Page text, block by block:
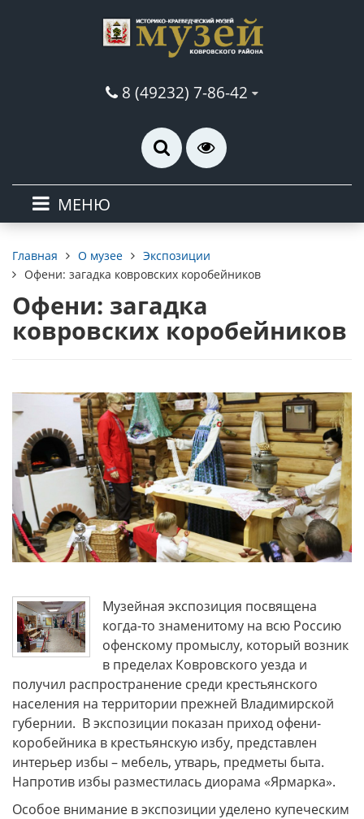
8 (49232) 7-86-42
МЕНЮ
Главная О музее
Экспозиции
Офени: загадка ковровских коробейников
Офени: загадка
ковровских коробейников
Музейная экспозиция посвящена
когда-то знаменитому на всю Россию
офенскому промыслу, который возник
в пределах Ковровского уезда и
получил распространение среди крестьянского
населения на территории прежней Владимирской
губернии. В экспозиции показан приход офени-
коробейника в крестьянскую избу, представлен
интерьер избы – мебель, утварь, предметы быта.
Напротив избы разместилась диорама «Ярмарка».
Особое внимание в экспозиции уделено купеческим